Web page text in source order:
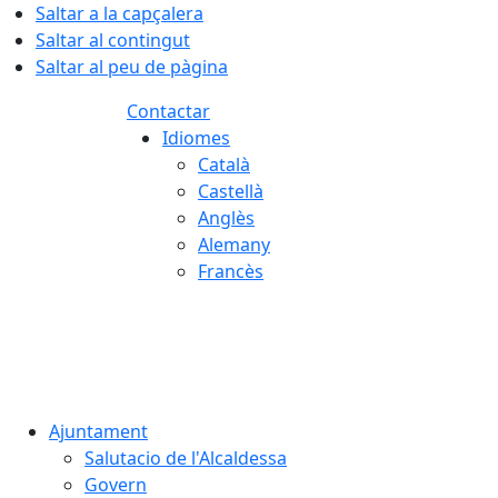
Saltar a la capçalera
Saltar al contingut
Saltar al peu de pàgina
Contactar
Idiomes
Català
Castellà
Anglès
Alemany
Francès
Ajuntament
Salutacio de l'Alcaldessa
Govern